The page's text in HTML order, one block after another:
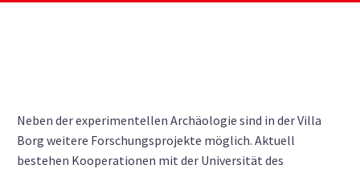
Neben der experimentellen Archäologie sind in der Villa
Borg weitere Forschungsprojekte möglich. Aktuell
bestehen Kooperationen mit der Universität des